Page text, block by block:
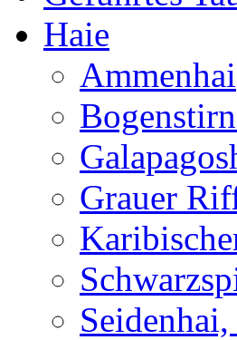
Haie
Ammenhai
Grauer